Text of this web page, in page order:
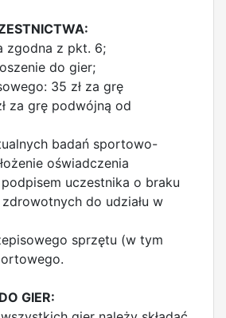
zgodna z pkt. 6;
do gier;
35 zł za grę
za grę podwójną od
badań sportowo-
oświadczenia
uczestnika o braku
do udziału w
sprzętu (w tym
GIER: